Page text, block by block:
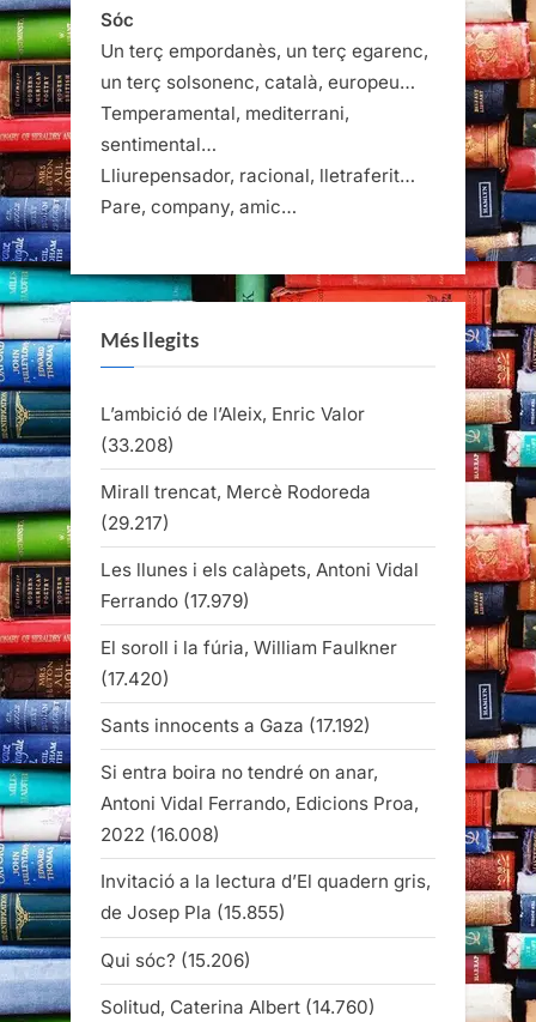
Sóc
Un terç empordanès, un terç egarenc,
un terç solsonenc, català, europeu…
Temperamental, mediterrani,
sentimental…
Lliurepensador, racional, lletraferit…
Pare, company, amic…
Més llegits
L’ambició de l’Aleix, Enric Valor
(33.208)
Mirall trencat, Mercè Rodoreda
(29.217)
Les llunes i els calàpets, Antoni Vidal
Ferrando (17.979)
El soroll i la fúria, William Faulkner
(17.420)
Sants innocents a Gaza (17.192)
Si entra boira no tendré on anar,
Antoni Vidal Ferrando, Edicions Proa,
2022 (16.008)
Invitació a la lectura d’El quadern gris,
de Josep Pla (15.855)
Qui sóc? (15.206)
Solitud, Caterina Albert (14.760)